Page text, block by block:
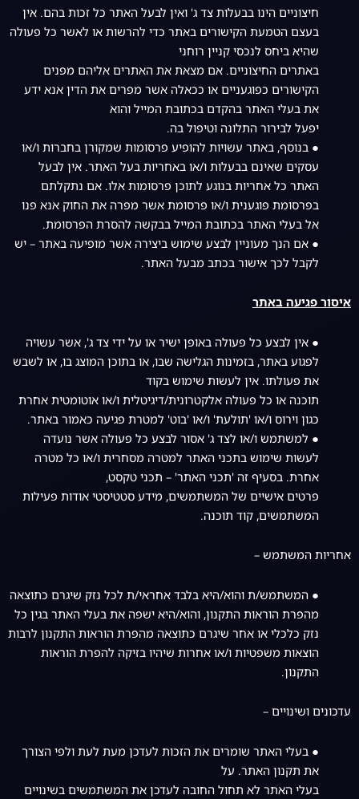
חיצוניים הינו בבעלות צד ג' ואין לבעל האתר כל זכות בהם. אין
בעצם הטמעת הקישורים באתר כדי להרשות או לאשר כל פעולה
שהיא ביחס לנכסי קניין רוחני
באתרים החיצוניים. אם מצאת את האתרים אליהם מפנים
הקישורים כפוגעניים או ככאלה אשר מפרים את הדין אנא ידע
את בעלי האתר בהקדם בכתובת המייל והוא
יפעל לבירור התלונה וטיפול בה.
● בנוסף, באתר עשויות להופיע פרסומות שמקורן בחברות ו/או
עסקים שאינם בבעלות ו/או באחריות בעל האתר. אין לבעל
האתר כל אחריות בנוגע לתוכן פרסומות אלו. אם נתקלתם
בפרסומת פוגענית ו/או פרסומת אשר מפרה את החוק אנא פנו
אל בעלי האתר בכתובת המייל בבקשה להסרת הפרסומת.
● אם הנך מעוניין לבצע שימוש ביצירה אשר מופיעה באתר – יש
לקבל לכך אישור בכתב מבעל האתר.
איסור פגיעה באתר
● אין לבצע כל פעולה באופן ישיר או על ידי צד ג', אשר עשויה
לפגוע באתר, בזמינות הגלישה שבו, או בתוכן המוצג בו, או לשבש
את פעולתו. אין לעשות שימוש בקוד
תוכנה או כל פעולה אלקטרונית/דיגיטלית ו/או אוטומטית אחרת
כגון וירוס ו/או 'תולעת' ו/או 'בוט' למטרת פגיעה כאמור באתר.
● למשתמש ו/או לצד ג' אסור לבצע כל פעולה אשר נועדה
לעשות שימוש בתכני האתר למטרה מסחרית ו/או כל מטרה
אחרת. בסעיף זה 'תכני האתר' – תכני טקסט,
פרטים אישיים של המשתמשים, מידע סטטיסטי אודות פעילות
המשתמשים, קוד תוכנה.
אחריות המשתמש –
● המשתמש/ת והוא/היא בלבד אחראי/ת לכל נזק שיגרם כתוצאה
מהפרת הוראות התקנון, והוא/היא ישפה את בעלי האתר בגין כל
נזק כלכלי או אחר שיגרם כתוצאה מהפרת הוראות התקנון לרבות
הוצאות משפטיות ו/או אחרות שיהיו בזיקה להפרת הוראות
התקנון.
עדכונים ושינויים –
● בעלי האתר שומרים את הזכות לעדכן מעת לעת ולפי הצורך
את תקנון האתר. על
בעלי האתר לא תחול החובה לעדכן את המשתמשים בשינויים